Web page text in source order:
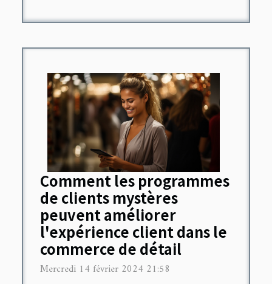
Comment les programmes
de clients mystères
peuvent améliorer
l'expérience client dans le
commerce de détail
Mercredi 14 février 2024 21:58